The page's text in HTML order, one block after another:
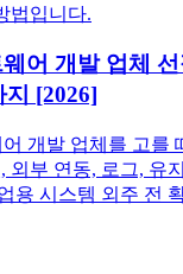
법입니다.
어 개발 업체
지 [2026]
개발 업체를 고를
외부 연동, 로그, 유
용 시스템 외주 전